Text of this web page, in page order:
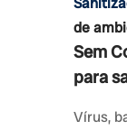
de
Sem
para
Vírus,